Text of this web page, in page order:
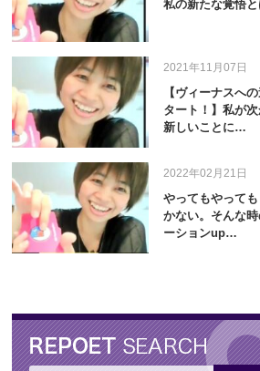
私の新たな覚悟と
2021年11月07日
【ヴィーナスへ
タート！】私が
新しいことに…
2022年02月21日
やってもやって
かない。そんな
ーションup…